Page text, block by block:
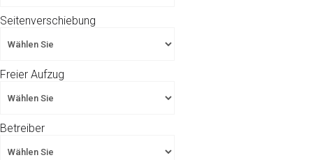
Seitenverschiebung
Freier Aufzug
Betreiber